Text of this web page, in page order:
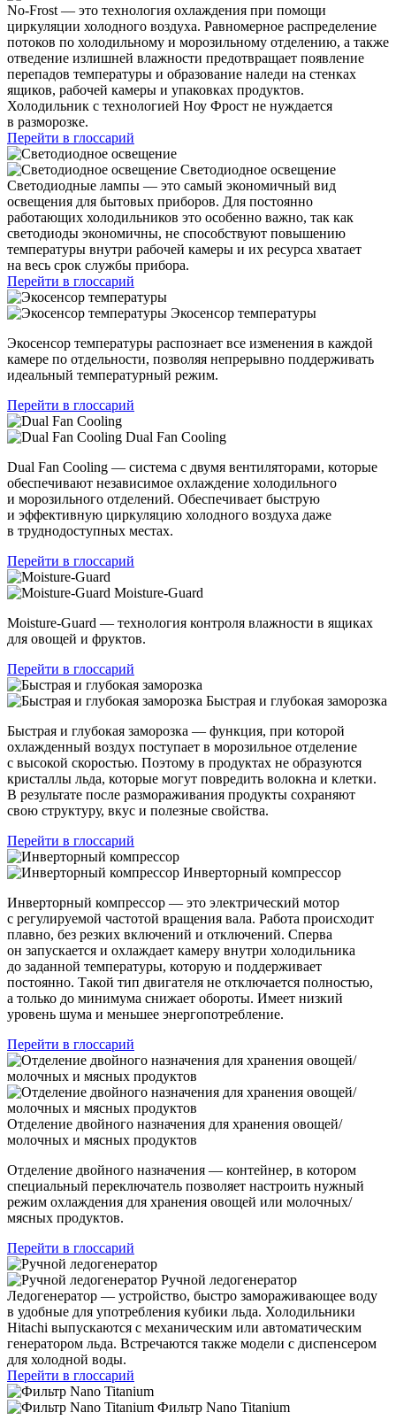
No-Frost — это технология охлаждения при помощи
циркуляции холодного воздуха. Равномерное распределение
потоков по холодильному и морозильному отделению, а также
отведение излишней влажности предотвращает появление
перепадов температуры и образование наледи на стенках
ящиков, рабочей камеры и упаковках продуктов.
Холодильник с технологией Ноу Фрост не нуждается
в разморозке.
Перейти в глоссарий
Светодиодное освещение
Светодиодные лампы — это самый экономичный вид
освещения для бытовых приборов. Для постоянно
работающих холодильников это особенно важно, так как
светодиоды экономичны, не способствуют повышению
температуры внутри рабочей камеры и их ресурса хватает
на весь срок службы прибора.
Перейти в глоссарий
Экосенсор температуры
Экосенсор температуры распознает все изменения в каждой
камере по отдельности, позволяя непрерывно поддерживать
идеальный температурный режим.
Перейти в глоссарий
Dual Fan Cooling
Dual Fan Cooling — система с двумя вентиляторами, которые
обеспечивают независимое охлаждение холодильного
и морозильного отделений. Обеспечивает быструю
и эффективную циркуляцию холодного воздуха даже
в труднодоступных местах.
Перейти в глоссарий
Moisture-Guard
Moisture-Guard — технология контроля влажности в ящиках
для овощей и фруктов.
Перейти в глоссарий
Быстрая и глубокая заморозка
Быстрая и глубокая заморозка — функция, при которой
охлажденный воздух поступает в морозильное отделение
с высокой скоростью. Поэтому в продуктах не образуются
кристаллы льда, которые могут повредить волокна и клетки.
В результате после размораживания продукты сохраняют
свою структуру, вкус и полезные свойства.
Перейти в глоссарий
Инверторный компрессор
Инверторный компрессор — это электрический мотор
с регулируемой частотой вращения вала. Работа происходит
плавно, без резких включений и отключений. Сперва
он запускается и охлаждает камеру внутри холодильника
до заданной температуры, которую и поддерживает
постоянно. Такой тип двигателя не отключается полностью,
а только до минимума снижает обороты. Имеет низкий
уровень шума и меньшее энергопотребление.
Перейти в глоссарий
Отделение двойного назначения для хранения овощей/
молочных и мясных продуктов
Отделение двойного назначения — контейнер, в котором
специальный переключатель позволяет настроить нужный
режим охлаждения для хранения овощей или молочных/
мясных продуктов.
Перейти в глоссарий
Ручной ледогенератор
Ледогенератор — устройство, быстро замораживающее воду
в удобные для употребления кубики льда. Холодильники
Hitachi выпускаются с механическим или автоматическим
генератором льда. Встречаются также модели с диспенсером
для холодной воды.
Перейти в глоссарий
Фильтр Nano Titanium